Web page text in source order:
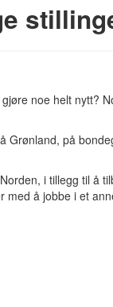
noe helt nytt?
Grønland, på
i tillegg til å
å jobbe i et